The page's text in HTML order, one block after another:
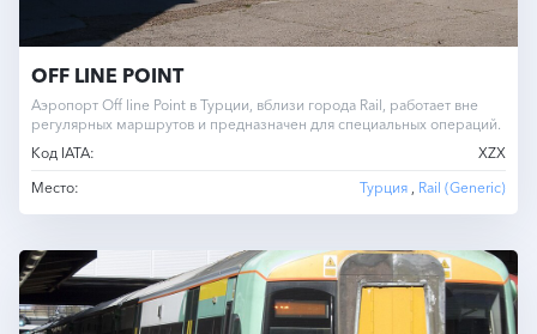
OFF LINE POINT
Аэропорт Off line Point в Турции, вблизи города Rail, работает вне
регулярных маршрутов и предназначен для специальных операций.
Код IATA:
XZX
Место:
Турция Rail (Generic)